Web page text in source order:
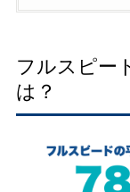
フルスピー
は？